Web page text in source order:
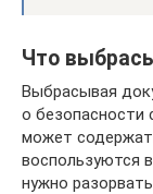
Что
Выбрасывая
о безопасности
может
воспользуются
нужно